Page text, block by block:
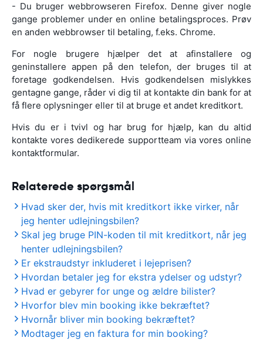
- Du bruger webbrowseren Firefox. Denne giver nogle
gange problemer under en online betalingsproces. Prøv
en anden webbrowser til betaling, f.eks. Chrome.
For nogle brugere hjælper det at afinstallere og
geninstallere appen på den telefon, der bruges til at
foretage godkendelsen. Hvis godkendelsen mislykkes
gentagne gange, råder vi dig til at kontakte din bank for at
få flere oplysninger eller til at bruge et andet kreditkort.
Hvis du er i tvivl og har brug for hjælp, kan du altid
kontakte vores dedikerede supportteam via vores online
kontaktformular.
Relaterede spørgsmål
Hvad sker der, hvis mit kreditkort ikke virker, når
jeg henter udlejningsbilen?
Skal jeg bruge PIN-koden til mit kreditkort, når jeg
henter udlejningsbilen?
Er ekstraudstyr inkluderet i lejeprisen?
Hvordan betaler jeg for ekstra ydelser og udstyr?
Hvad er gebyrer for unge og ældre bilister?
Hvorfor blev min booking ikke bekræftet?
Hvornår bliver min booking bekræftet?
Modtager jeg en faktura for min booking?